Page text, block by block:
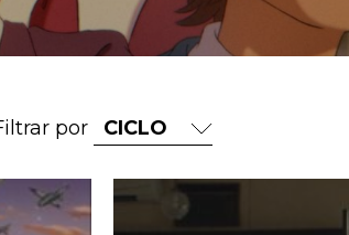
por
Ir a Día de la animación I